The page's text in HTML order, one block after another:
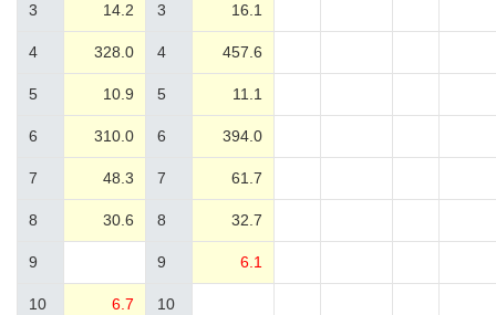
3 14.2 3 16.1
4 328.0 4 457.6
5 10.9 5 11.1
6 310.0 6 394.0
7 48.3 7 61.7
8 30.6 8 32.7
9 9 6.1
10 6.7 10